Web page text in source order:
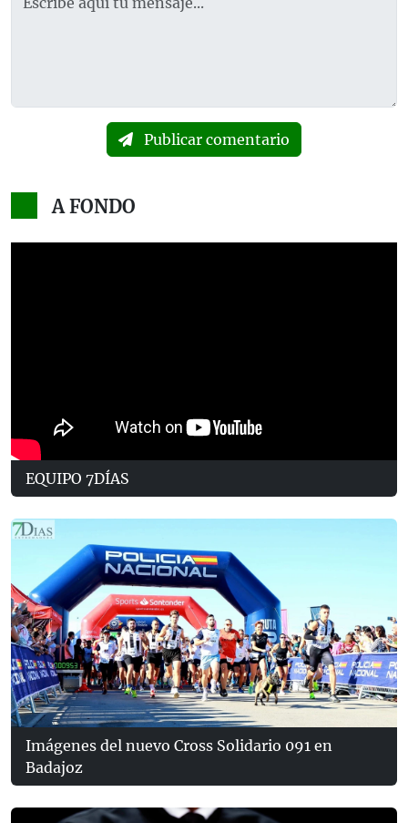
Publicar comentario
A FONDO
EQUIPO 7DÍAS
Imágenes del nuevo Cross Solidario 091 en
Badajoz